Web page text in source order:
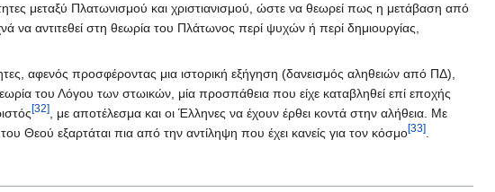
μεταξύ Πλατωνισμού και χριστιανισμού, ώστε να θεωρεί πως η μετάβαση από
αντιτεθεί στη θεωρία του Πλάτωνος περί ψυχών ή περί δημιουργίας,
αφενός προσφέροντας μια ιστορική εξήγηση (δανεισμός αληθειών από ΠΔ),
του Λόγου των στωικών, μία προσπάθεια που είχε καταβληθεί επί εποχής
[32], με αποτέλεσμα και οι Έλληνες να έχουν έρθει κοντά στην αλήθεια. Με
Θεού εξαρτάται πια από την αντίληψη που έχει κανείς για τον κόσμο[33].